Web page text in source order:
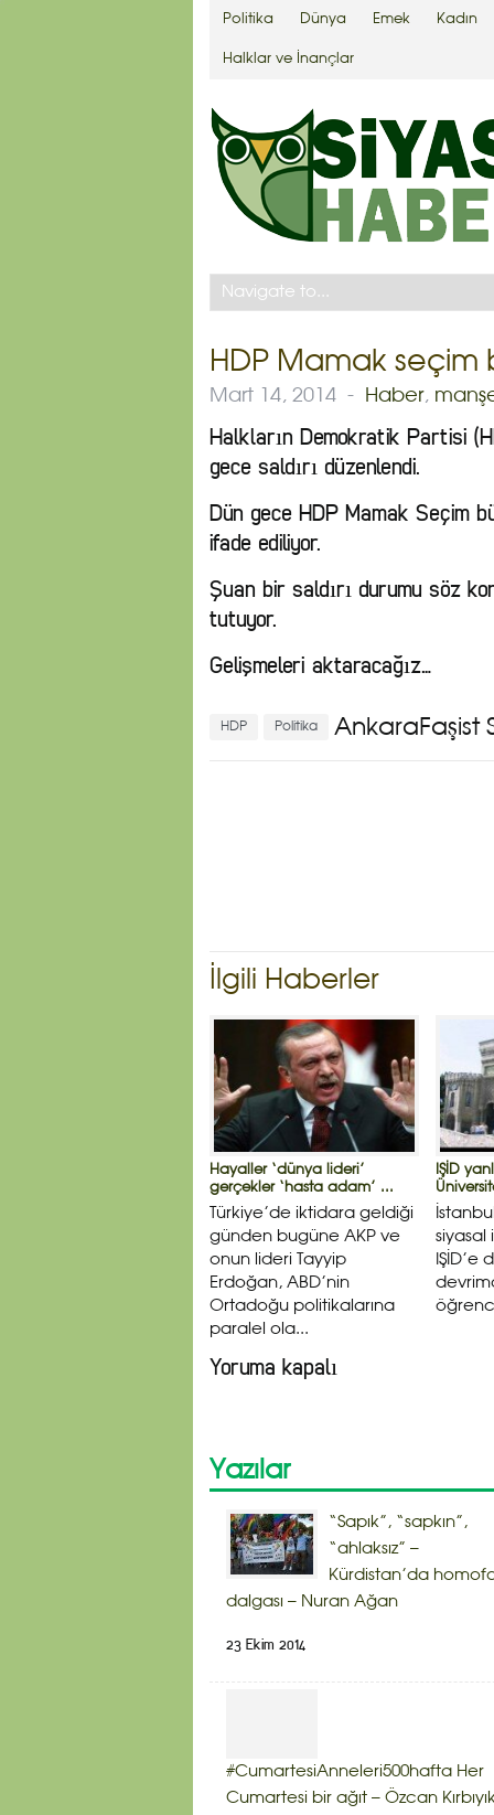
Politika Dünya Emek Kadın
Halklar ve İnançlar
HDP Mamak seçim
Mart 14, 2014 - Haber,
Halkların Demokratik Partisi
gece saldırı düzenlendi.
Dün gece HDP Mamak Seçim
ifade ediliyor.
Şuan bir saldırı durumu söz
tutuyor.
Gelişmeleri aktaracağız…
AnkaraFaşist
HDP Politika
İlgili Haberler
Hayaller ‘dünya lideri’
gerçekler ‘hasta adam’ ...
Türkiye’de iktidara geldiği
günden bugüne AKP ve
onun lideri Tayyip
Erdoğan, ABD’nin
Ortadoğu politikalarına
paralel ola...
IŞİD
siyasal
IŞİD’e
Yoruma kapalı
Yazılar
“Sapık”, “sapkın”,
“ahlaksız” –
Kürdistan’da
dalgası – Nuran Ağan
23 Ekim 2014
#CumartesiAnneleri500hafta Her
Cumartesi bir ağıt – Özcan